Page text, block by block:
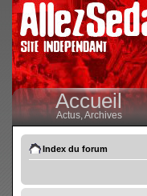
Accueil
Actus,Archives
Index du forum